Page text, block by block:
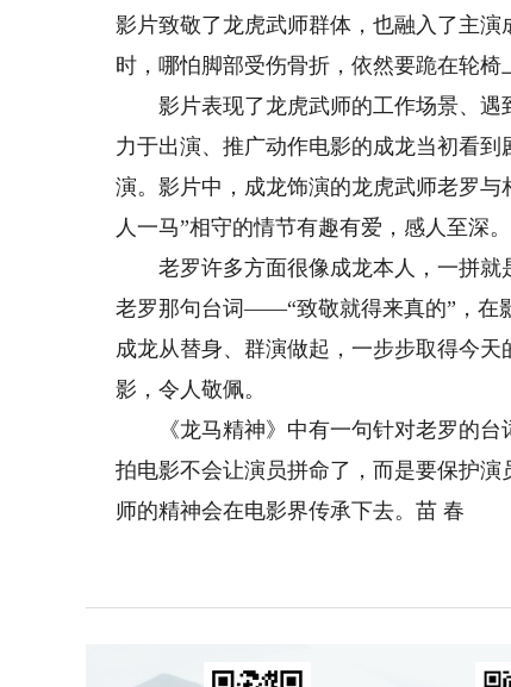
影片致敬了龙虎武师群体，也融入了主
时，哪怕脚部受伤骨折，依然要跪在轮椅
影片表现了龙虎武师的工作场景、遇
力于出演、推广动作电影的成龙当初看
演。影片中，成龙饰演的龙虎武师老罗
人一马”相守的情节有趣有爱，感人至深。
老罗许多方面很像成龙本人，一拼就
老罗那句台词——“致敬就得来真的”，在
成龙从替身、群演做起，一步步取得今
影，令人敬佩。
《龙马精神》中有一句针对老罗的台
拍电影不会让演员拼命了，而是要保护
师的精神会在电影界传承下去。苗 春